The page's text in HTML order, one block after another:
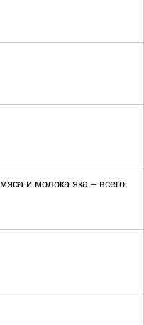
и молока яка – всего